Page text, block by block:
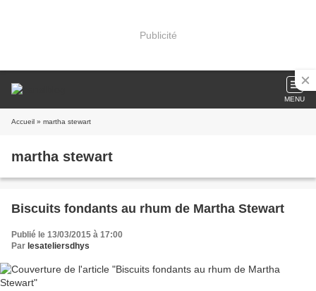
Publicité
MENU
Accueil » martha stewart
martha stewart
Biscuits fondants au rhum de Martha Stewart
Publié le 13/03/2015 à 17:00
Par lesateliersdhys